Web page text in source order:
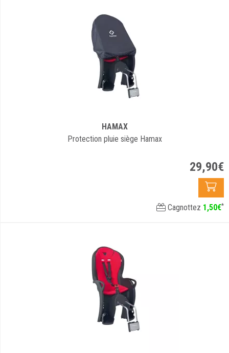
HAMAX
Protection pluie siège Hamax
29,90€
Cagnottez 1,50€*